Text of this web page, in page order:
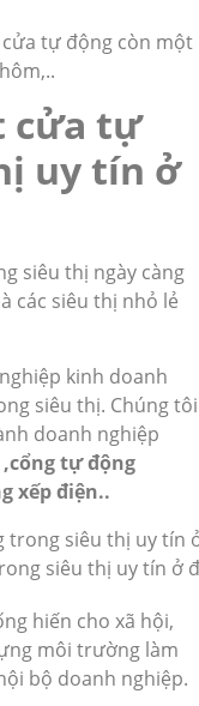
tự động còn một
cửa tự
uy tín ở
siêu thị ngày càng
các siêu thị nhỏ lẻ
kinh doanh
siêu thị. Chúng tôi
doanh nghiệp
tự động
xếp điện..
siêu thị uy tín ở
hiến cho xã hội,
môi trường làm
bộ doanh nghiệp.